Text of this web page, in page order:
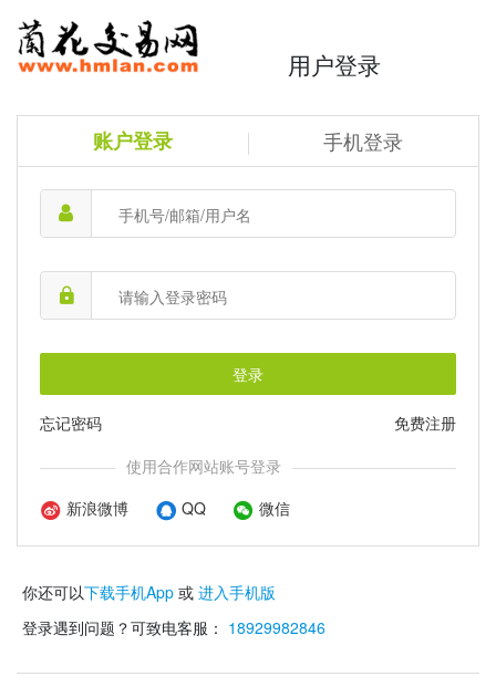
用户登录
账户登录 手机登录
登录
免费注册
忘记密码
使用合作网站账号登录
新浪微博
QQ 微信
你还可以下载手机App 或 进入手机版
登录遇到问题？可致电客服： 18929982846